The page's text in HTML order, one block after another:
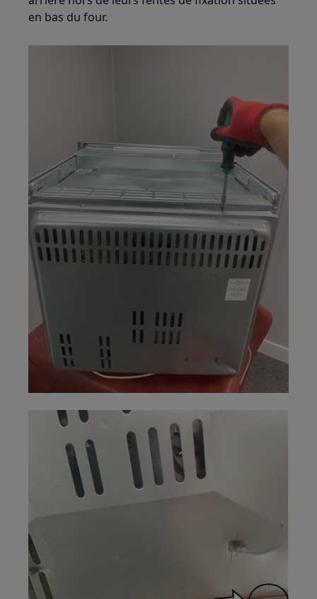
en bas du four.